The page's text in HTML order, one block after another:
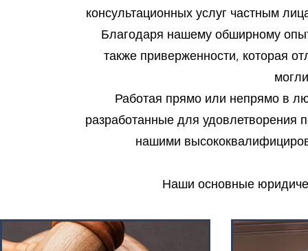
консультационных услуг частным
Благодаря нашему обширному
также приверженности, которая
Работая прямо или непрямо в
разработанные для удовлетворения
нашими
Наши основные